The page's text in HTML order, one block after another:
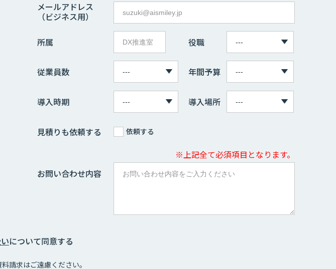
メールアドレス
（ビジネス用）
所属 役職
従業員数 年間予算
導入時期 導入場所
見積りも依頼する 依頼する
※上記全て必須項目となります。
お問い合わせ内容
について同意する
請求はご遠慮ください。